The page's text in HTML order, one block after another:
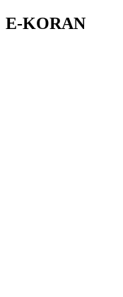
E-KORAN